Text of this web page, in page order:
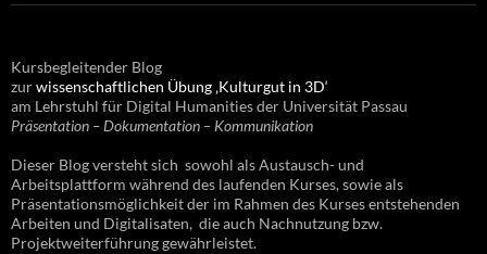
Kursbegleitender Blog
zurwissenschaftlichen Übung ‚Kulturgut in 3D‘
am Lehrstuhl für Digital Humanities der Universität Passau
Präsentation – Dokumentation – Kommunikation
Dieser Blog versteht sich sowohl als Austausch- und
Arbeitsplattform während des laufenden Kurses, sowie als
Präsentationsmöglichkeit der im Rahmen des Kurses entstehenden
Arbeiten und Digitalisaten, die auch Nachnutzung bzw.
Projektweiterführung gewährleistet.